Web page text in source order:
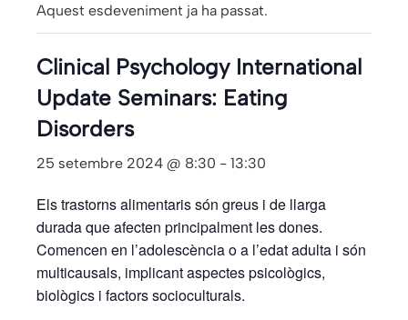
Aquest esdeveniment ja ha passat.
Clinical Psychology International
Update Seminars: Eating
Disorders
25 setembre 2024 @ 8:30 - 13:30
Els trastorns alimentaris són greus i de llarga
durada que afecten principalment les dones.
Comencen en l’adolescència o a l’edat adulta i són
multicausals, implicant aspectes psicològics,
biològics i factors socioculturals.